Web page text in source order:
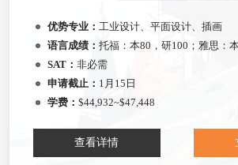
优势专业： 工业设计、平面设计、插画
语言成绩： 托福：本80，研100；雅思：
SAT： 非必需
申请截止： 1月15日
学费： $44,932~$47,448
查看详情